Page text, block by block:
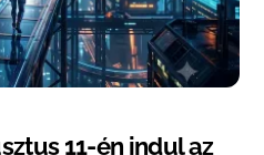
11-én indul az